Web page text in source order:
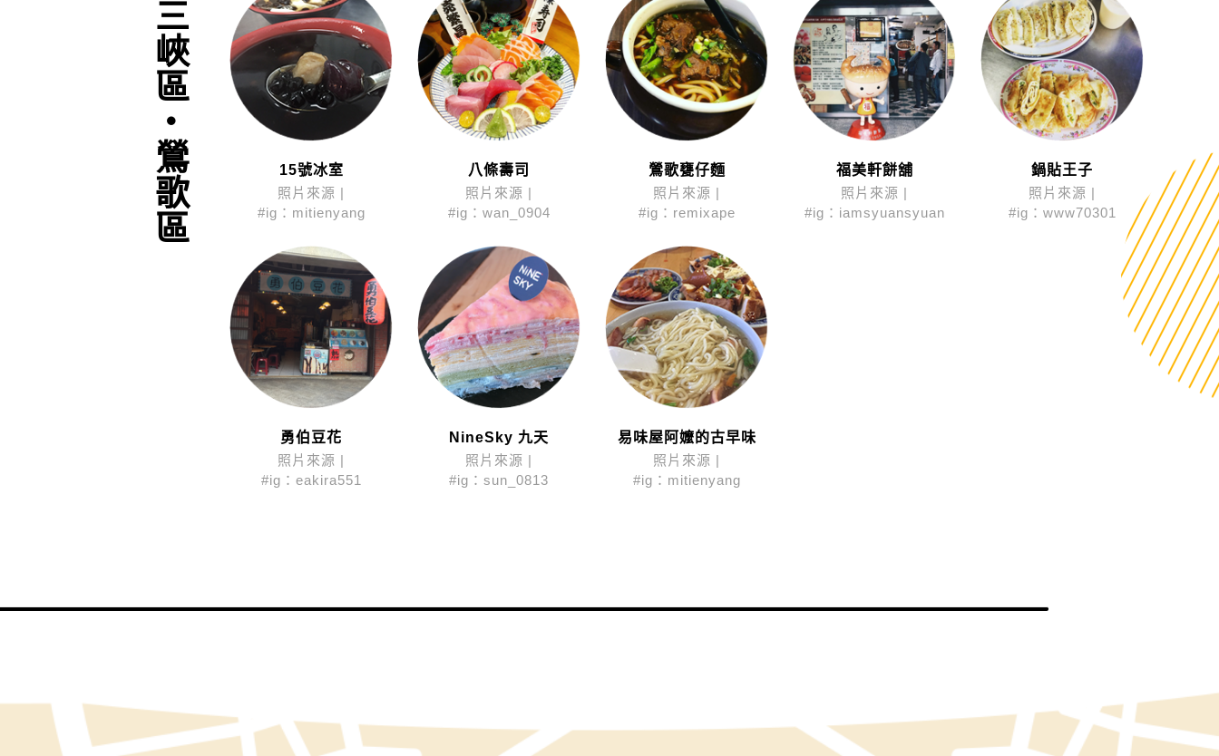
三峽區‧鶯歌區
15號冰室
照片來源 |
#ig：mitienyang
八條壽司
照片來源 |
#ig：wan_0904
鶯歌甕仔麵
照片來源 |
#ig：remixape
福美軒餅舖
照片來源 |
#ig：iamsyuansyuan
鍋貼王子
照片來源 |
#ig：www70301
勇伯豆花
照片來源 |
#ig：eakira551
NineSky 九天
照片來源 |
#ig：sun_0813
易味屋阿嬤的古早味
照片來源 |
#ig：mitienyang